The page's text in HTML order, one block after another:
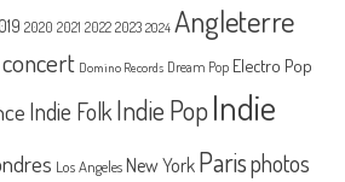
2020 2021 2022 2023 2024 Angleterre
concert Domino Records Dream Pop Electro Pop
Indie Folk Indie PopIndie
Los Angeles New York Parisphotos